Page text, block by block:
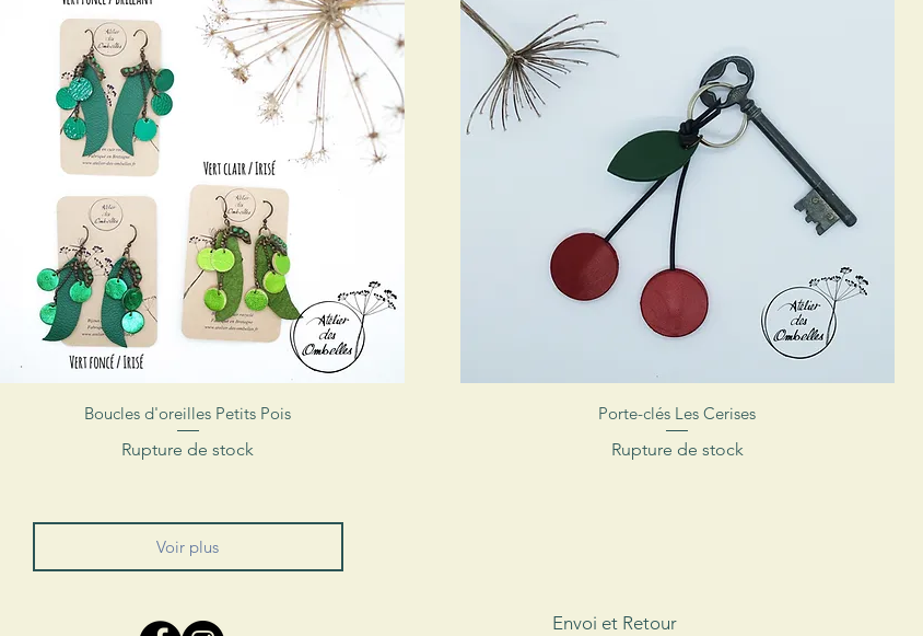
Aperçu rapide
Boucles d'oreilles Petits Pois
Rupture de stock
Aperçu rapide
Porte-clés Les Cerises
Rupture de stock
Voir plus
Envoi et Retour